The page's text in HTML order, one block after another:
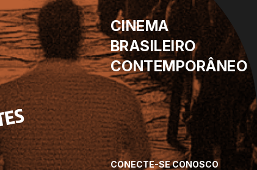
CONECTE-SE CONOSCO
CINEMA
BRASILEIRO
CONTEMPORÂNEO